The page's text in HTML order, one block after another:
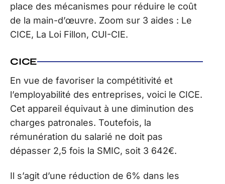
place des mécanismes pour réduire le coût
de la main-d’œuvre. Zoom sur 3 aides : Le
CICE, La Loi Fillon, CUI-CIE.
CICE
En vue de favoriser la compétitivité et
l’employabilité des entreprises, voici le CICE.
Cet appareil équivaut à une diminution des
charges patronales. Toutefois, la
rémunération du salarié ne doit pas
dépasser 2,5 fois la SMIC, soit 3 642€.
Il s’agit d’une réduction de 6% dans les